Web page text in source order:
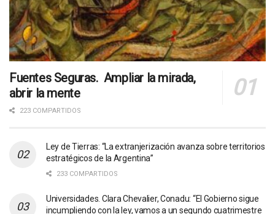
Fuentes Seguras. Ampliar la mirada,
abrir la mente
223 COMPARTIDOS
Ley de Tierras: “La extranjerización avanza sobre territorios
estratégicos de la Argentina”
233 COMPARTIDOS
Universidades. Clara Chevalier, Conadu: “El Gobierno sigue
incumpliendo con la ley, vamos a un segundo cuatrimestre